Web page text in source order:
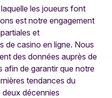
les joueurs font
est notre engagement
et
de casino en ligne. Nous
des données auprès de
afin de garantir que notre
tendances du
deux décennies